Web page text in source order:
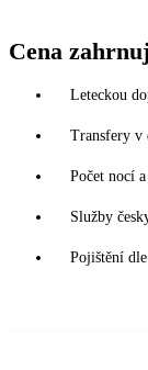
Cena
Leteckou
Transfery v
Počet nocí
Služby
Pojištění